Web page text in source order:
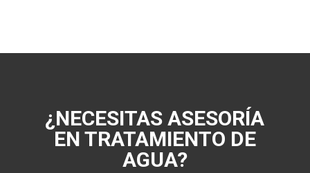
¿NECESITAS ASESORÍA
EN TRATAMIENTO DE
AGUA?